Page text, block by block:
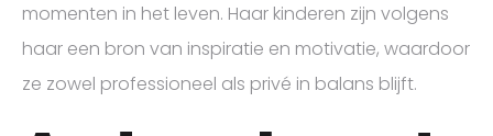
momenten in het leven. Haar kinderen zijn volgens
haar een bron van inspiratie en motivatie, waardoor
ze zowel professioneel als privé in balans blijft.